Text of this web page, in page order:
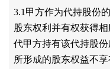
3.1甲方作为代持股份
股东权利并有权获得
代甲方持有该代持股
所形成的股东权益不